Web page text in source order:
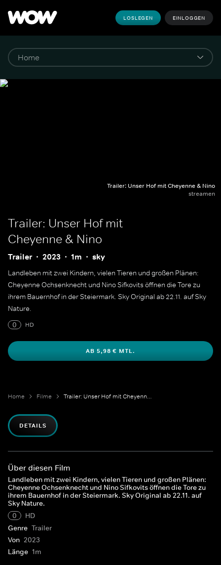
LOSLEGEN EINLOGGEN
Trailer: Unser Hof mit Cheyenne & Nino
streamen
Trailer: Unser Hof mit
Cheyenne & Nino
Trailer 2023 1m sky
Landleben mit zwei Kindern, vielen Tieren und großen Plänen:
Cheyenne Ochsenknecht und Nino Sifkovits öffnen die Tore zu
ihrem Bauernhof in der Steiermark. Sky Original ab 22.11. auf Sky
Nature.
0
HD
AB 5,98 € MTL.
Home Filme Trailer: Unser Hof mit Cheyenne & Nino
DETAILS
Über diesen Film
Landleben mit zwei Kindern, vielen Tieren und großen Plänen:
Cheyenne Ochsenknecht und Nino Sifkovits öffnen die Tore zu
ihrem Bauernhof in der Steiermark. Sky Original ab 22.11. auf
Sky Nature.
0
HD
Genre Trailer
Von 2023
Länge 1m